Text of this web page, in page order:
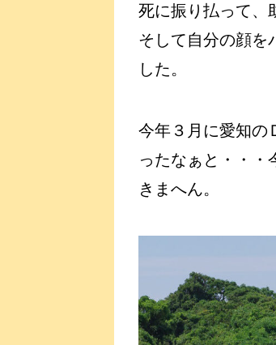
死に振り払って、
そして自分の顔を
した。
今年３月に愛知の
ったなぁと・・・
きまへん。